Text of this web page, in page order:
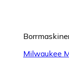
Milwaukee